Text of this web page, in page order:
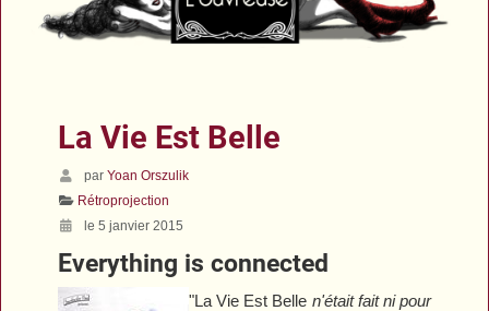
La Vie Est Belle
parYoan Orszulik
Rétroprojection
le 5 janvier 2015
Everything is connected
"La Vie Est Belle n'était fait ni pour